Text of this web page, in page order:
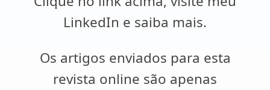
LinkedIn e saiba mais.
Os artigos enviados para esta
revista online são apenas